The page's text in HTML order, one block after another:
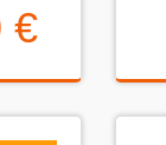
€